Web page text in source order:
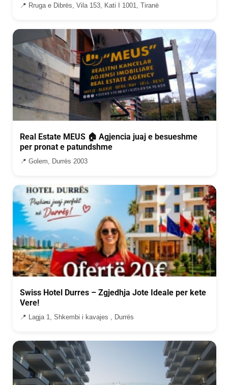
📍 Rruga e Dibrës, Vila 153, Kati I 1001, Tiranë
Real Estate MEUS 🏠 Agjencia juaj e besueshme
per pronat e patundshme
📍 Golem, Durrës 2003
Swiss Hotel Durres – Zgjedhja Jote Ideale per kete
Vere!
📍 Lagja 1, Shkembi i kavajes , Durrës